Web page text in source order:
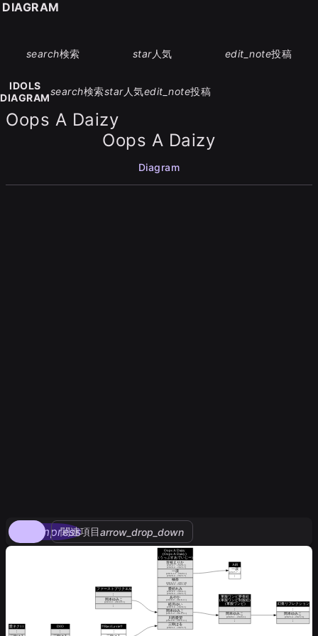
search検索 star人気 edit_note投稿
IDOLS
DIAGRAM
search検索star人気edit_note投稿
Oops A Daizy
Oops A Daizy
Diagram
compress
関連項目arrow_drop_down